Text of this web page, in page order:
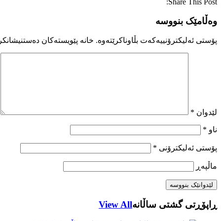
وەڵامێک بنووسە
پۆستی ئەلیکترۆنییەکەت بڵاوناکرێتەوە. خانە پێویستەکان
لێدوان *
ناو *
پۆستی ئەلیکترۆنی *
ماڵپه‌ڕ
ڕاپۆڕتی گشتی ساڵانهView All